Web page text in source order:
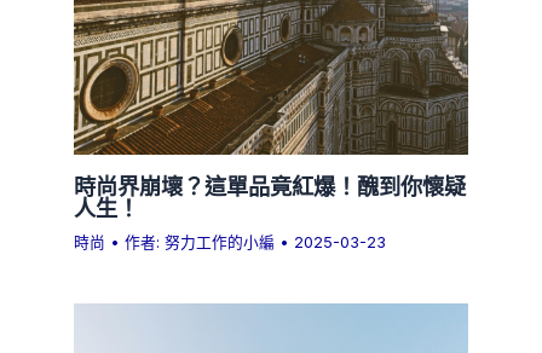
時尚界崩壞？這單品竟紅爆！醜到你懷疑
人生！
時尚 • 作者:努力工作的小編 • 2025-03-23